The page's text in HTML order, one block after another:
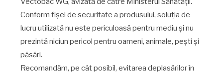
Conform fișei de securitate a produsului, soluția de
lucru utilizată nu este periculoasă pentru mediu și nu
prezintă niciun pericol pentru oameni, animale, pești și
păsări.
Recomandăm, pe cât posibil, evitarea deplasărilor în